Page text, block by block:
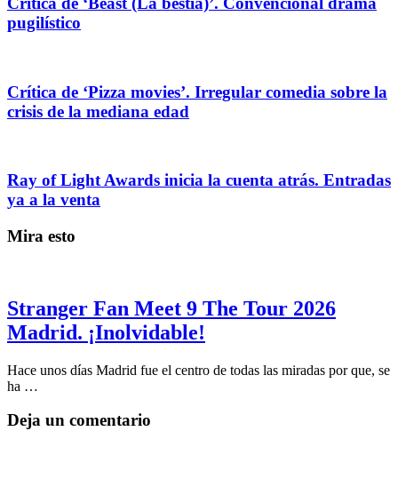
pugilístico
Crítica de ‘Pizza movies’. Irregular comedia sobre la
crisis de la mediana edad
Ray of Light Awards inicia la cuenta atrás. Entradas
ya a la venta
Mira esto
Stranger Fan Meet 9 The Tour 2026
Madrid. ¡Inolvidable!
Hace unos días Madrid fue el centro de todas las miradas por que, se
ha …
Deja un comentario